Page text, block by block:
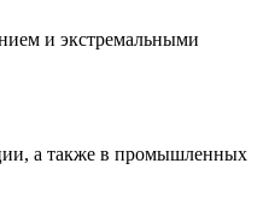
товары
и экстремальными
а также в промышленных